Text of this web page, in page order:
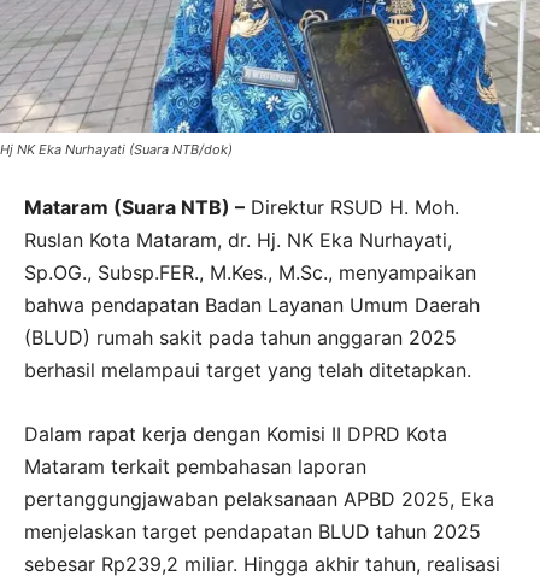
Hj NK Eka Nurhayati (Suara NTB/dok)
Mataram (Suara NTB) – Direktur RSUD H. Moh.
Ruslan Kota Mataram, dr. Hj. NK Eka Nurhayati,
Sp.OG., Subsp.FER., M.Kes., M.Sc., menyampaikan
bahwa pendapatan Badan Layanan Umum Daerah
(BLUD) rumah sakit pada tahun anggaran 2025
berhasil melampaui target yang telah ditetapkan.
Dalam rapat kerja dengan Komisi II DPRD Kota
Mataram terkait pembahasan laporan
pertanggungjawaban pelaksanaan APBD 2025, Eka
menjelaskan target pendapatan BLUD tahun 2025
sebesar Rp239,2 miliar. Hingga akhir tahun, realisasi